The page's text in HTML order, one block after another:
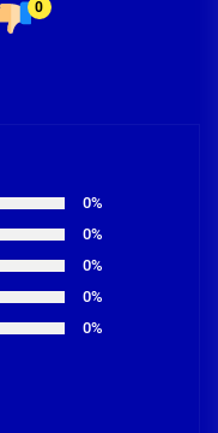
0
0%
0%
0%
0%
0%